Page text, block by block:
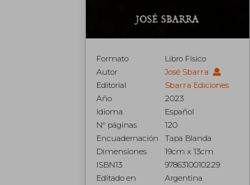
Formato
Libro Físico
Autor
José Sbarra
Editorial
Sbarra Ediciones
Año
2023
Idioma
Español
N° páginas
120
Encuadernación
Tapa Blanda
Dimensiones
19cm x 13cm
ISBN13
9786310010229
Editado en
Argentina